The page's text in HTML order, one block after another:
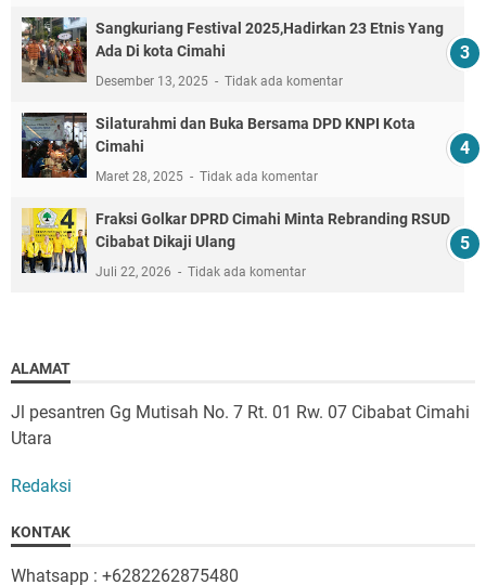
Sangkuriang Festival 2025,Hadirkan 23 Etnis Yang
Ada Di kota Cimahi
Desember 13, 2025 Tidak ada komentar
Silaturahmi dan Buka Bersama DPD KNPI Kota
Cimahi
Maret 28, 2025 Tidak ada komentar
Fraksi Golkar DPRD Cimahi Minta Rebranding RSUD
Cibabat Dikaji Ulang
Juli 22, 2026 Tidak ada komentar
ALAMAT
Jl pesantren Gg Mutisah No. 7 Rt. 01 Rw. 07 Cibabat Cimahi
Utara
Redaksi
KONTAK
Whatsapp : +6282262875480